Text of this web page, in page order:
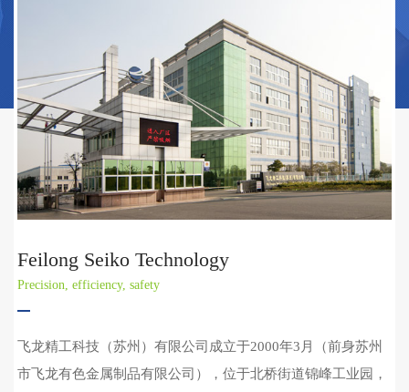
Feilong Seiko Technology
Precision, efficiency, safety
飞龙精工科技（苏州）有限公司成立于2000年3月（前身苏州
市飞龙有色金属制品有限公司），位于北桥街道锦峰工业园，